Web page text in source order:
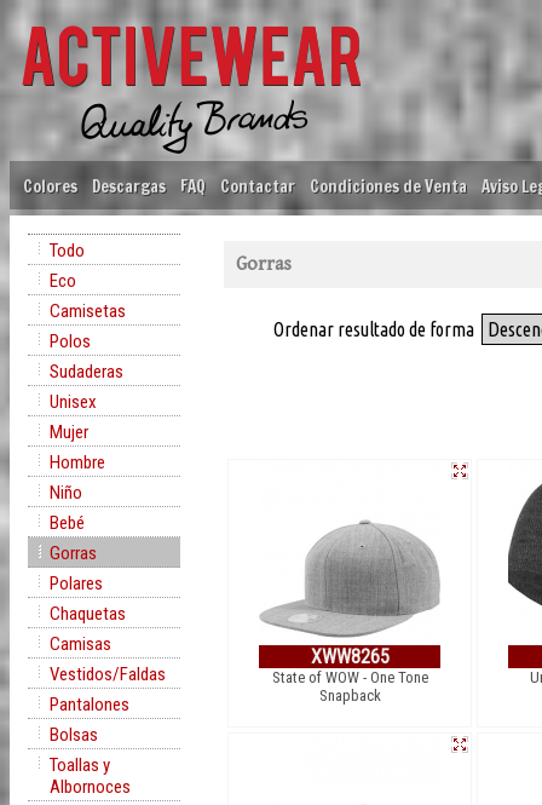
Colores Descargas FAQ Contactar Condiciones de Venta Aviso
Todo
Eco
Camisetas
Polos
Sudaderas
Unisex
Mujer
Hombre
Niño
Bebé
Gorras
Polares
Chaquetas
Camisas
Vestidos/Faldas
Pantalones
Bolsas
Toallas y
Albornoces
Gorras
Ordenar resultado de forma
XWW8265
State of WOW - One Tone
Snapback